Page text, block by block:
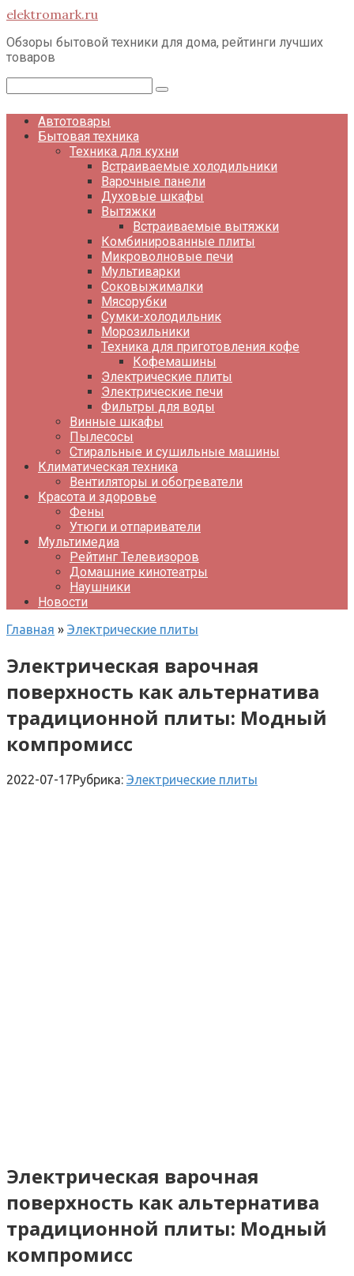
Перейти
контенту
elektromark.ru
Обзоры бытовой техники для дома, рейтинги лучших
товаров
Автотовары
Бытовая техника
Техника для кухни
Встраиваемые холодильники
Варочные панели
Духовые шкафы
Вытяжки
Встраиваемые вытяжки
Комбинированные плиты
Микроволновые печи
Мультиварки
Соковыжималки
Мясорубки
Сумки-холодильник
Морозильники
Техника для приготовления кофе
Кофемашины
Электрические плиты
Электрические печи
Фильтры для воды
Винные шкафы
Пылесосы
Стиральные и сушильные машины
Климатическая техника
Вентиляторы и обогреватели
Красота и здоровье
Фены
Утюги и отпариватели
Мультимедиа
Рейтинг Телевизоров
Домашние кинотеатры
Наушники
Новости
Главная » Электрические плиты
Электрическая варочная
поверхность как альтернатива
традиционной плиты: Модный
компромисс
2022-07-17Рубрика: Электрические плиты
Электрическая варочная
поверхность как альтернатива
традиционной плиты: Модный
компромисс